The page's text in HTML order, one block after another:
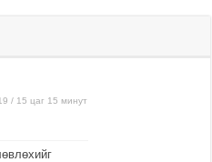
/ 15 цаг 15 минут